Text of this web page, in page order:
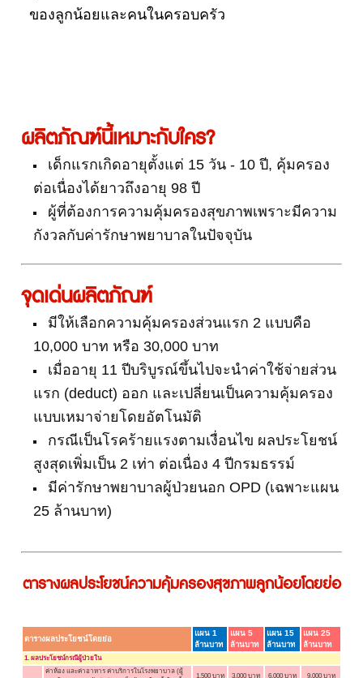
ของลูกน้อยและคนในครอบครัว
ผลิตภัณฑ์นี้เหมาะกับใคร?
เด็กแรกเกิดอายุตั้งแต่ 15 วัน - 10 ปี, คุ้มครอง
ต่อเนื่องได้ยาวถึงอายุ 98 ปี
ผู้ที่ต้องการความคุ้มครองสุขภาพเพราะมีความ
กังวลกับค่ารักษาพยาบาลในปัจจุบัน
จุดเด่นผลิตภัณฑ์
มีให้เลือกความคุ้มครองส่วนแรก 2 แบบคือ
10,000 บาท หรือ 30,000 บาท
เมื่ออายุ 11 ปีบริบูรณ์ขึ้นไปจะนำค่าใช้จ่ายส่วน
แรก (deduct) ออก และเปลี่ยนเป็นความคุ้มครอง
แบบเหมาจ่ายโดยอัตโนมัติ
กรณีเป็นโรคร้ายแรงตามเงื่อนไข ผลประโยชน์
สูงสุดเพิ่มเป็น 2 เท่า ต่อเนื่อง 4 ปีกรมธรรม์
มีค่ารักษาพยาบาลผู้ป่วยนอก OPD (เฉพาะแผน
25 ล้านบาท)
ตารางผลประโยชน์ความคุ้มครองสุขภาพลูกน้อยโดยย่อ
ตารางผลประโยชน์โดยย่อ
แผน 1
ล้านบาท
แผน 5
ล้านบาท
แผน 15
ล้านบาท
แผน 25
ล้านบาท
1. ผลประโยชน์กรณีผู้ป่วยใน
ค่าห้อง และค่าอาหาร ค่าบริการในโรงพยาบาล (ผู้
1,500 บาท 3,000 บาท 6,000 บาท 9,000 บาท